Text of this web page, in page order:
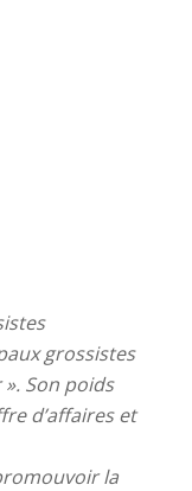
grossistes
Son poids
d’affaires et
la